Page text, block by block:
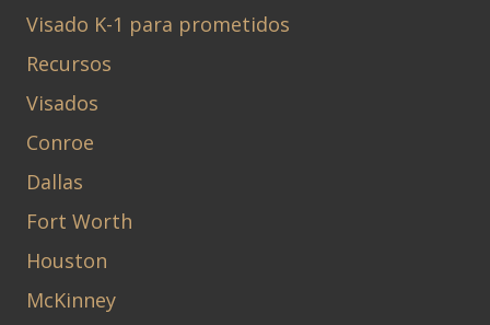
Visado K-1 para prometidos
Recursos
Visados
Conroe
Dallas
Fort Worth
Houston
McKinney